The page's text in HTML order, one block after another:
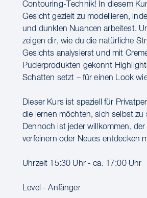
Contouring-Technik! In diesem
Gesicht gezielt zu modellieren,
und dunklen Nuancen arbeitest.
zeigen dir, wie du die natürliche
Gesichts analysierst und mit
Puderprodukten gekonnt
Schatten setzt – für einen Look
Dieser Kurs ist speziell für
die lernen möchten, sich selbst zu
Dennoch ist jeder willkommen,
verfeinern oder Neues entdecken
Uhrzeit 15:30 Uhr - ca. 17:00 Uhr
Level - Anfänger